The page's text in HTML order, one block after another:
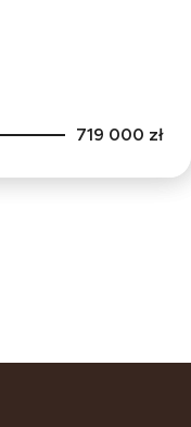
719 000 zł